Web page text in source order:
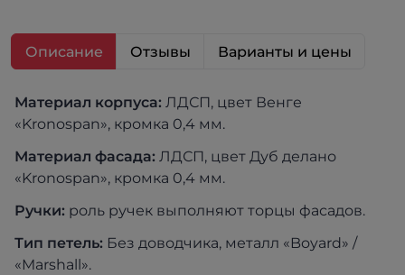
Описание Отзывы Варианты и цены
Материал корпуса: ЛДСП, цвет Венге
«Kronospan», кромка 0,4 мм.
Материал фасада: ЛДСП, цвет Дуб делано
«Kronospan», кромка 0,4 мм.
Ручки: роль ручек выполняют торцы фасадов.
Тип петель: Без доводчика, металл «Boyard» /
«Marshall».